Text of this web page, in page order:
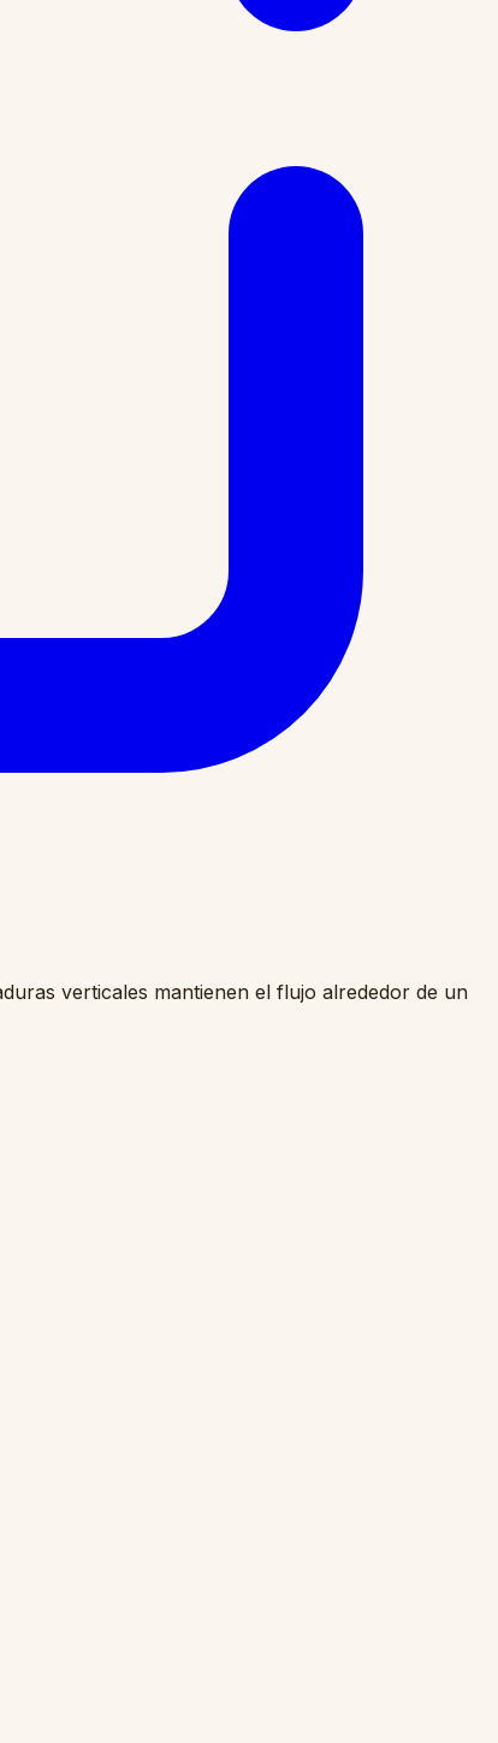
verticales mantienen el flujo alrededor de un